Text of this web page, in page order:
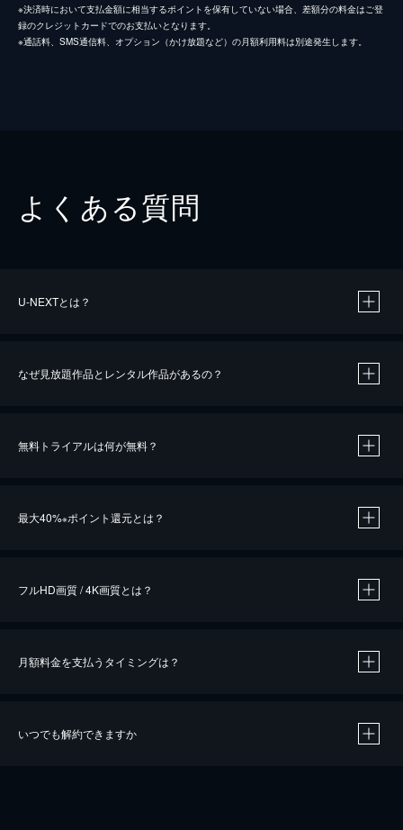
※決済時において支払金額に相当するポイントを保有していない場合、差額分の料金はご登
録のクレジットカードでのお支払いとなります。
※通話料、SMS通信料、オプション（かけ放題など）の月額利用料は別途発生します。
よくある質問
U-NEXTとは？
なぜ見放題作品とレンタル作品があるの？
無料トライアルは何が無料？
最大40%※ポイント還元とは？
※40％ポイント還元の対象は、クレジットカード決済による作品の購入 / レンタルです。
iOSアプリのUコイン決済による作品の購入 / レンタルは、20％のポイント還元です。
フルHD画質 / 4K画質とは？
月額料金を支払うタイミングは？
いつでも解約できますか